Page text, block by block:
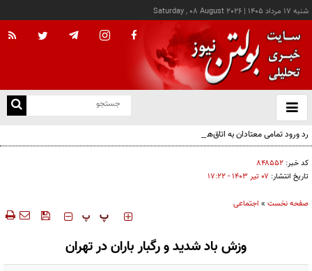
شنبه ۱۷ مرداد ۱۴۰۵ |
Saturday , 08 August 2026
باز
و
رد ورود تمامی معتادان به اتاق‌های مدیریت مصرف؛ شرایط خاص پذیرش
کد خبر: ۸۴۸۵۵۲
تاریخ انتشار: ۰۷ تير ۱۴۰۳ - ۱۷:۲۲
صفحه نخست » اجتماعی
‍‍‍ پ پ
وزش باد شدید و رگبار باران در تهران